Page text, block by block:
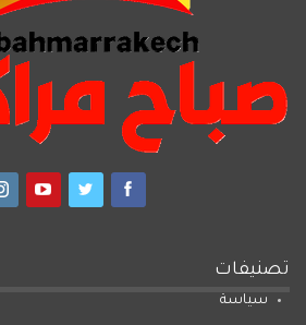
تصنيفات
سياسة